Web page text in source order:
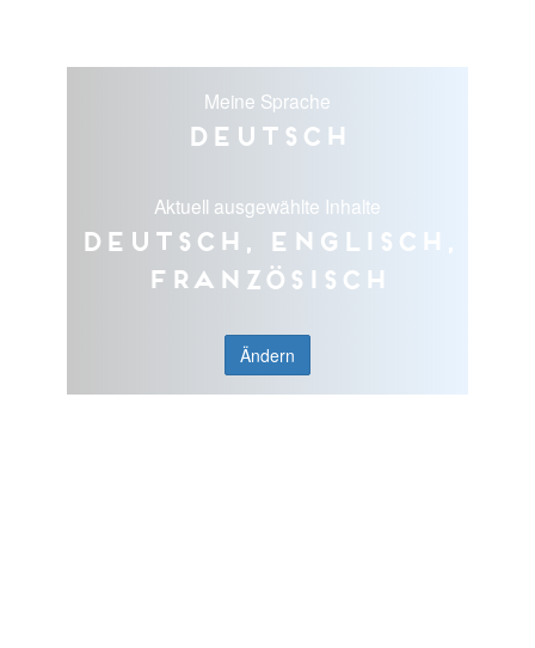
Meine Sprache
Deutsch
Aktuell ausgewählte Inhalte
Deutsch, Englisch,
Französisch
Ändern